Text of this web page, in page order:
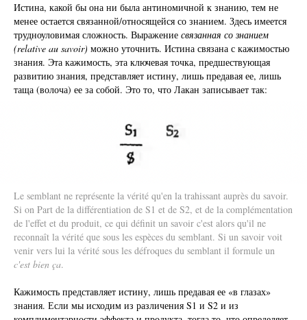
Истина, какой бы она ни была антиномичной к знанию, тем не
менее остается связанной/относящейся со знанием. Здесь имеется
трудноуловимая сложность. Выражение связанная со знанием
(relative au savoir) можно уточнить. Истина связана с кажимостью
знания. Эта кажимость, эта ключевая точка, предшествующая
развитию знания, представляет истину, лишь предавая ее, лишь
таща (волоча) ее за собой. Это то, что Лакан записывает так:
Le semblant ne représente la vérité qu'en la trahissant auprès du savoir.
Si on Part de la différentiation de S1 et de S2, et de la complémentation
de l'effet et du produit, ce qui définit un savoir c'est alors qu'il ne
reconnaît la vérité que sous les espèces du semblant. Si un savoir voit
venir vers lui la vérité sous les défroques du semblant il formule un
c'est bien ça.
Кажимость представляет истину, лишь предавая ее «в глазах»
знания. Если мы исходим из различения S1 и S2 и из